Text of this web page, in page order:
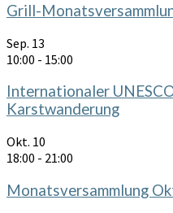
Grill-
Sep. 13
10:00 - 15:00
Internationaler
Karstwanderung
Okt. 10
18:00 - 21:00
Monatsversammlung